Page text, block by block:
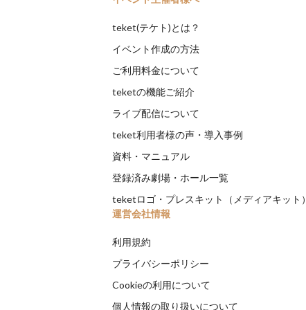
teket(テケト)とは？
イベント作成の方法
ご利用料金について
teketの機能ご紹介
ライブ配信について
teket利用者様の声・導入事例
資料・マニュアル
登録済み劇場・ホール一覧
teketロゴ・プレスキット（メディアキット）
運営会社情報
利用規約
プライバシーポリシー
Cookieの利用について
個人情報の取り扱いについて